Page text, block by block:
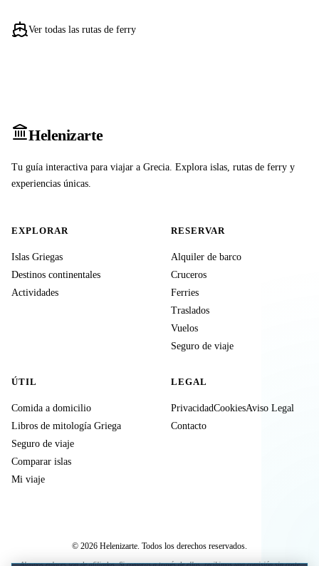
Ver todas las rutas de ferry
Helenizarte
Tu guía interactiva para viajar a Grecia. Explora islas, rutas de ferry y
experiencias únicas.
EXPLORAR
Islas Griegas
Destinos continentales
Actividades
RESERVAR
Alquiler de barco
Cruceros
Ferries
Traslados
Vuelos
Seguro de viaje
ÚTIL
Comida a domicilio
Libros de mitología Griega
Seguro de viaje
Comparar islas
Mi viaje
LEGAL
PrivacidadCookiesAviso Legal
Contacto
© 2026 Helenizarte. Todos los derechos reservados.
Algunos enlaces son de afiliados. Si compras a través de ellos, recibimos una comisión sin coste